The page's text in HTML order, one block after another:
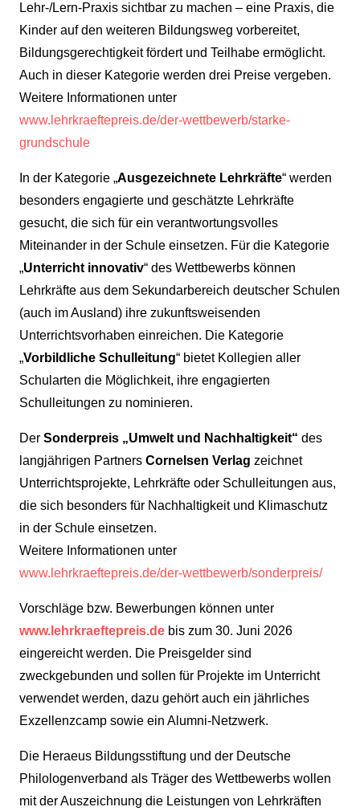
Lehr-/Lern-Praxis sichtbar zu machen – eine Praxis, die
Kinder auf den weiteren Bildungsweg vorbereitet,
Bildungsgerechtigkeit fördert und Teilhabe ermöglicht.
Auch in dieser Kategorie werden drei Preise vergeben.
Weitere Informationen unter
www.lehrkraeftepreis.de/der-wettbewerb/starke-
grundschule
In der Kategorie „Ausgezeichnete Lehrkräfte“ werden
besonders engagierte und geschätzte Lehrkräfte
gesucht, die sich für ein verantwortungsvolles
Miteinander in der Schule einsetzen. Für die Kategorie
„Unterricht innovativ“ des Wettbewerbs können
Lehrkräfte aus dem Sekundarbereich deutscher Schulen
(auch im Ausland) ihre zukunftsweisenden
Unterrichtsvorhaben einreichen. Die Kategorie
„Vorbildliche Schulleitung“ bietet Kollegien aller
Schularten die Möglichkeit, ihre engagierten
Schulleitungen zu nominieren.
Der Sonderpreis „Umwelt und Nachhaltigkeit“ des
langjährigen Partners Cornelsen Verlag zeichnet
Unterrichtsprojekte, Lehrkräfte oder Schulleitungen aus,
die sich besonders für Nachhaltigkeit und Klimaschutz
in der Schule einsetzen.
Weitere Informationen unter
www.lehrkraeftepreis.de/der-wettbewerb/sonderpreis/
Vorschläge bzw. Bewerbungen können unter
www.lehrkraeftepreis.de bis zum 30. Juni 2026
eingereicht werden. Die Preisgelder sind
zweckgebunden und sollen für Projekte im Unterricht
verwendet werden, dazu gehört auch ein jährliches
Exzellenzcamp sowie ein Alumni-Netzwerk.
Die Heraeus Bildungsstiftung und der Deutsche
Philologenverband als Träger des Wettbewerbs wollen
mit der Auszeichnung die Leistungen von Lehrkräften